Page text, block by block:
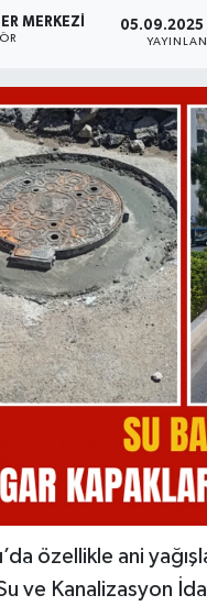
MERKEZI 05.09.2025
özellikle ani
ve Kanalizasyon